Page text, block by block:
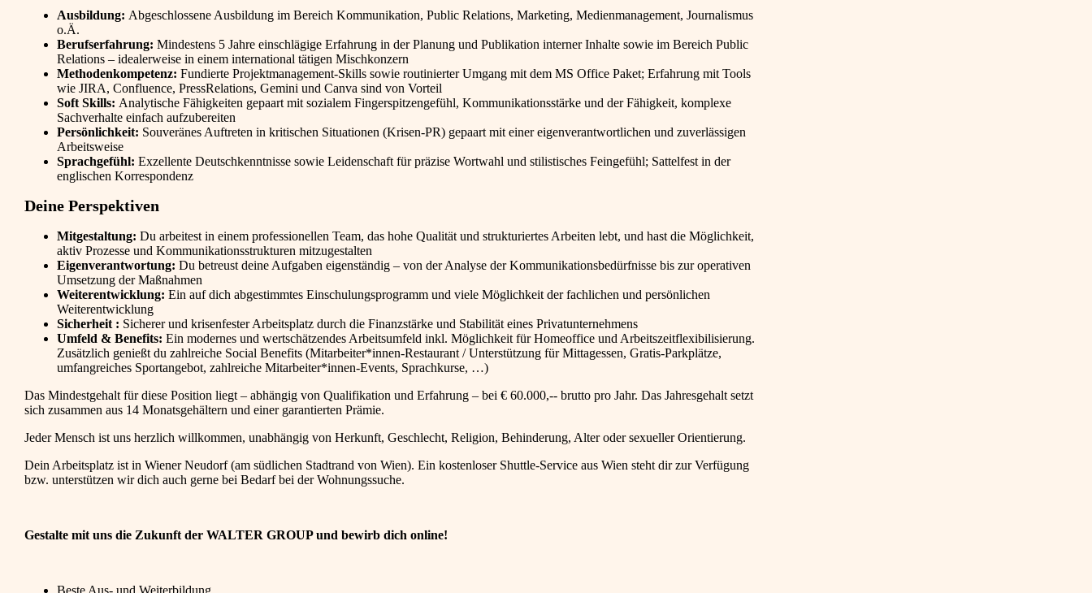
Ausbildung: Abgeschlossene Ausbildung im Bereich Kommunikation, Public Relations, Marketing, Medienmanagement, Journalismus
o.Ä.
Berufserfahrung: Mindestens 5 Jahre einschlägige Erfahrung in der Planung und Publikation interner Inhalte sowie im Bereich Public
Relations – idealerweise in einem international tätigen Mischkonzern
Methodenkompetenz: Fundierte Projektmanagement-Skills sowie routinierter Umgang mit dem MS Office Paket; Erfahrung mit Tools
wie JIRA, Confluence, PressRelations, Gemini und Canva sind von Vorteil
Soft Skills: Analytische Fähigkeiten gepaart mit sozialem Fingerspitzengefühl, Kommunikationsstärke und der Fähigkeit, komplexe
Sachverhalte einfach aufzubereiten
Persönlichkeit: Souveränes Auftreten in kritischen Situationen (Krisen-PR) gepaart mit einer eigenverantwortlichen und zuverlässigen
Arbeitsweise
Sprachgefühl: Exzellente Deutschkenntnisse sowie Leidenschaft für präzise Wortwahl und stilistisches Feingefühl; Sattelfest in der
englischen Korrespondenz
Deine Perspektiven
Mitgestaltung: Du arbeitest in einem professionellen Team, das hohe Qualität und strukturiertes Arbeiten lebt, und hast die Möglichkeit,
aktiv Prozesse und Kommunikationsstrukturen mitzugestalten
Eigenverantwortung: Du betreust deine Aufgaben eigenständig – von der Analyse der Kommunikationsbedürfnisse bis zur operativen
Umsetzung der Maßnahmen
Weiterentwicklung: Ein auf dich abgestimmtes Einschulungsprogramm und viele Möglichkeit der fachlichen und persönlichen
Weiterentwicklung
Sicherheit : Sicherer und krisenfester Arbeitsplatz durch die Finanzstärke und Stabilität eines Privatunternehmens
Umfeld & Benefits: Ein modernes und wertschätzendes Arbeitsumfeld inkl. Möglichkeit für Homeoffice und Arbeitszeitflexibilisierung.
Zusätzlich genießt du zahlreiche Social Benefits (Mitarbeiter*innen-Restaurant / Unterstützung für Mittagessen, Gratis-Parkplätze,
umfangreiches Sportangebot, zahlreiche Mitarbeiter*innen-Events, Sprachkurse, …)
Das Mindestgehalt für diese Position liegt – abhängig von Qualifikation und Erfahrung – bei € 60.000,-- brutto pro Jahr. Das Jahresgehalt setzt
sich zusammen aus 14 Monatsgehältern und einer garantierten Prämie.
Jeder Mensch ist uns herzlich willkommen, unabhängig von Herkunft, Geschlecht, Religion, Behinderung, Alter oder sexueller Orientierung.
Dein Arbeitsplatz ist in Wiener Neudorf (am südlichen Stadtrand von Wien). Ein kostenloser Shuttle-Service aus Wien steht dir zur Verfügung
bzw. unterstützen wir dich auch gerne bei Bedarf bei der Wohnungssuche.
Gestalte mit uns die Zukunft der WALTER GROUP und bewirb dich online!
Beste Aus- und Weiterbildung